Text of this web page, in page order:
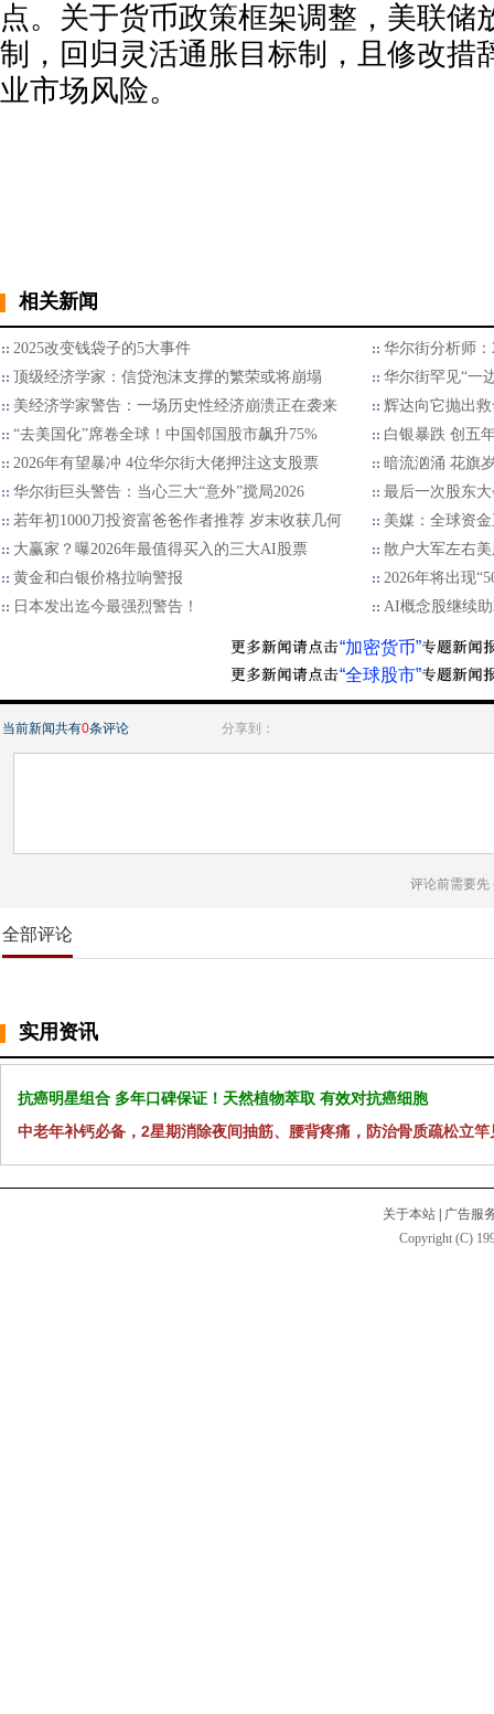
点。关于货币政策框架调整，美联储
制，回归灵活通胀目标制，且修改措
业市场风险。
相关新闻
2025改变钱袋子的5大事件
华尔街分析师
顶级经济学家：信贷泡沫支撑的繁荣或将崩塌
华尔街罕见“一
美经济学家警告：一场历史性经济崩溃正在袭来
辉达向它抛出
“去美国化”席卷全球！中国邻国股市飙升75%
白银暴跌 创五
2026年有望暴冲 4位华尔街大佬押注这支股票
暗流汹涌 花旗
华尔街巨头警告：当心三大“意外”搅局2026
最后一次股东
若年初1000刀投资富爸爸作者推荐 岁末收获几何
美媒：全球资
大赢家？曝2026年最值得买入的三大AI股票
散户大军左右
黄金和白银价格拉响警报
2026年将出现
日本发出迄今最强烈警告！
AI概念股继续
“加密货币”
“全球股市”
当前新闻共有0条评论 分享到：
评论前需要先
全部评论
实用资讯
抗癌明星组合 多年口碑保证！天然植物萃取 有效对抗癌细胞
中老年补钙必备，2星期消除夜间抽筋、腰背疼痛，防治骨质疏松立竿
关于本站
广告服
Copyright (C)